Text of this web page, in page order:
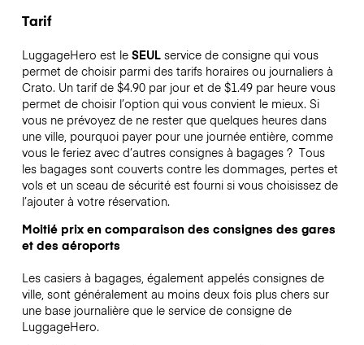
Tarif
LuggageHero est le SEULservice de consigne qui vous
permet de choisir parmi des tarifs horaires ou journaliers à
Crato. Un tarif de $4.90 par jour et de $1.49 par heure vous
permet de choisir l’option qui vous convient le mieux. Si
vous ne prévoyez de ne rester que quelques heures dans
une ville, pourquoi payer pour une journée entière, comme
vous le feriez avec d’autres consignes à bagages ? Tous
les bagages sont couverts contre les dommages, pertes et
vols et un sceau de sécurité est fourni si vous choisissez de
l’ajouter à votre réservation.
Moitié prix en comparaison des consignes des gares
et des aéroports
Les casiers à bagages, également appelés consignes de
ville, sont généralement au moins deux fois plus chers sur
une base journalière que le service de consigne de
LuggageHero.